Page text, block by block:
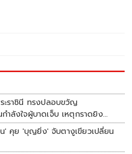
ะราชินี ทรงปลอบขวัญ
กำลังใจผู้บาดเจ็บ เหตุกราดยิง
ทร์นนทบุรี
' คุย 'บุญยิ่ง' จับตางูเขียวเปลี่ยน